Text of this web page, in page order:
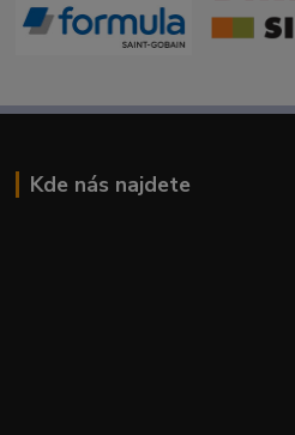
Kde nás najdete